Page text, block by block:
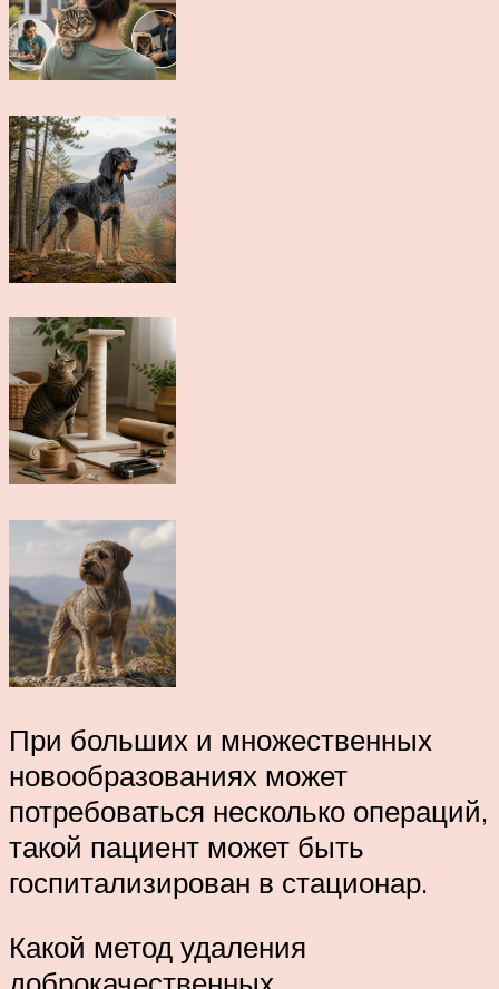
При больших и множественных
новообразованиях может
потребоваться несколько операций,
такой пациент может быть
госпитализирован в стационар.
Какой метод удаления